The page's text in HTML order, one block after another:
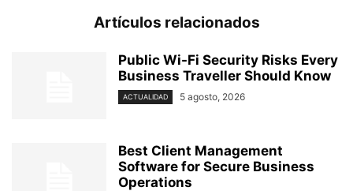
Artículos relacionados
Public Wi-Fi Security Risks Every
Business Traveller Should Know
ACTUALIDAD 5 agosto, 2026
Best Client Management
Software for Secure Business
Operations